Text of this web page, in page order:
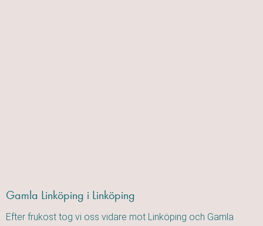
Gamla Linköping i Linköping
Efter frukost tog vi oss vidare mot Linköping och Gamla